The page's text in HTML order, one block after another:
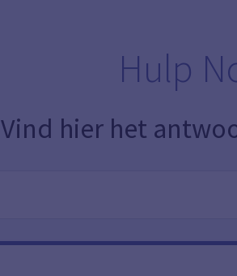
Hulp
Vind hier het